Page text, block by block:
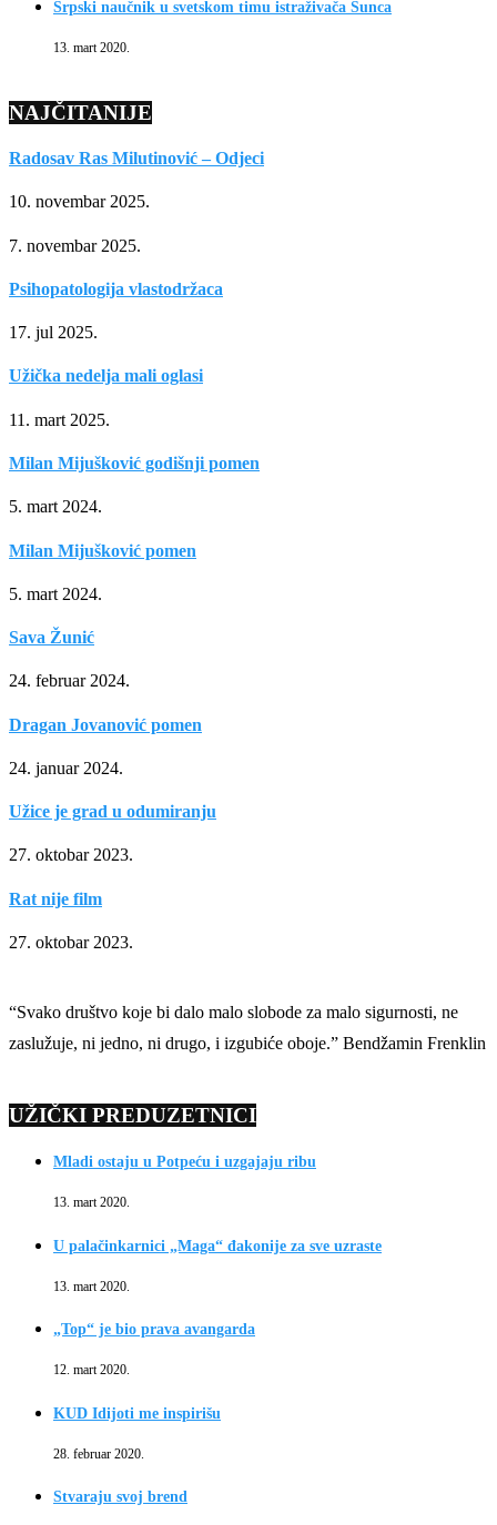
Srpski naučnik u svetskom timu istraživača Sunca
13. mart 2020.
NAJČITANIJE
Radosav Ras Milutinović – Odjeci
10. novembar 2025.
7. novembar 2025.
Psihopatologija vlastodržaca
17. jul 2025.
Užička nedelja mali oglasi
11. mart 2025.
Milan Mijušković godišnji pomen
5. mart 2024.
Milan Mijušković pomen
5. mart 2024.
Sava Žunić
24. februar 2024.
Dragan Jovanović pomen
24. januar 2024.
Užice je grad u odumiranju
27. oktobar 2023.
Rat nije film
27. oktobar 2023.
“Svako društvo koje bi dalo malo slobode za malo sigurnosti, ne
zaslužuje, ni jedno, ni drugo, i izgubiće oboje.” Bendžamin Frenklin
UŽIČKI PREDUZETNICI
Mladi ostaju u Potpeću i uzgajaju ribu
13. mart 2020.
U palačinkarnici „Maga“ đakonije za sve uzraste
13. mart 2020.
„Top“ je bio prava avangarda
12. mart 2020.
KUD Idijoti me inspirišu
28. februar 2020.
Stvaraju svoj brend